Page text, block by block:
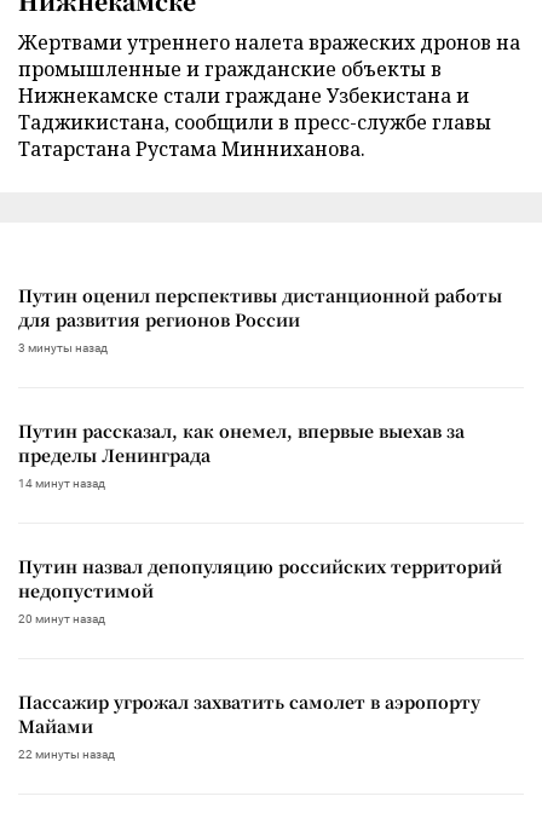
Жертвами утреннего налета вражеских дронов на
промышленные и гражданские объекты в
Нижнекамске стали граждане Узбекистана и
Таджикистана, сообщили в пресс-службе главы
Татарстана Рустама Минниханова.
Путин оценил перспективы дистанционной работы
для развития регионов России
3 минуты назад
Путин рассказал, как онемел, впервые выехав за
пределы Ленинграда
14 минут назад
Путин назвал депопуляцию российских территорий
недопустимой
20 минут назад
Пассажир угрожал захватить самолет в аэропорту
Майами
22 минуты назад